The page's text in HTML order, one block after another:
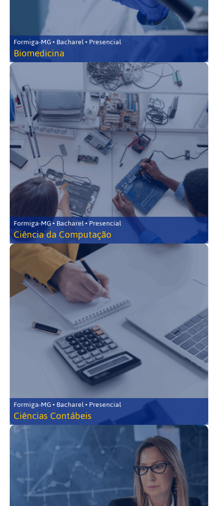
Formiga-MG • Bacharel • Presencial
Biomedicina
Formiga-MG • Bacharel • Presencial
Ciência da Computação
Formiga-MG • Bacharel • Presencial
Ciências Contábeis